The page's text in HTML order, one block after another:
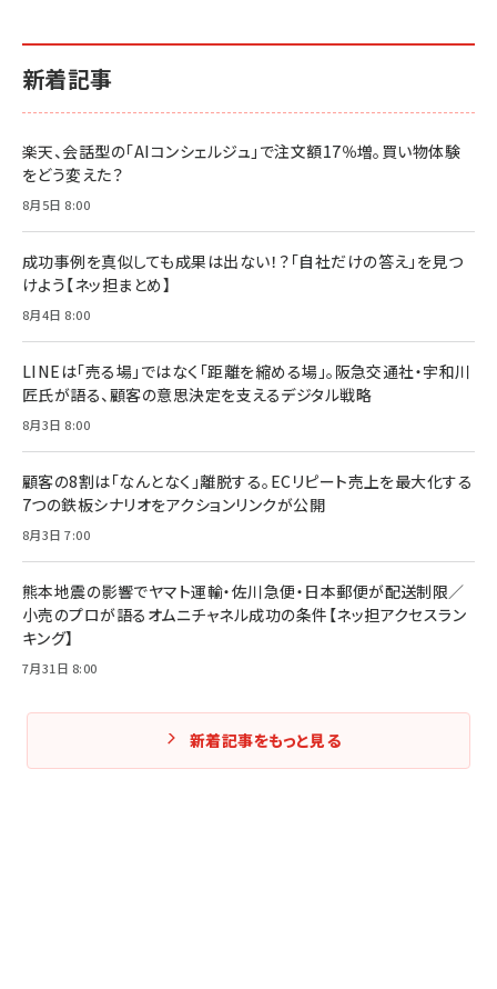
新着記事
楽天、会話型の「AIコンシェルジュ」で注文額17％増。買い物体験
をどう変えた？
8月5日 8:00
成功事例を真似しても成果は出ない！？「自社だけの答え」を見つ
けよう【ネッ担まとめ】
8月4日 8:00
LINEは「売る場」ではなく「距離を縮める場」。阪急交通社・宇和川
匠氏が語る、顧客の意思決定を支えるデジタル戦略
8月3日 8:00
顧客の8割は「なんとなく」離脱する。ECリピート売上を最大化する
7つの鉄板シナリオをアクションリンクが公開
8月3日 7:00
熊本地震の影響でヤマト運輸・佐川急便・日本郵便が配送制限／
小売のプロが語るオムニチャネル成功の条件【ネッ担アクセスラン
キング】
7月31日 8:00
新着記事をもっと見る